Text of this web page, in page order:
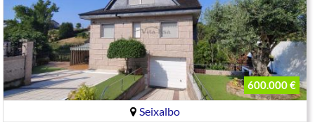
600.000 €
Seixalbo